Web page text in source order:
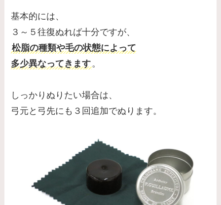
基本的には、
３～５往復ぬれば十分ですが、
松脂の種類や毛の状態によって
多少異なってきます 。
しっかりぬりたい場合は、
弓元と弓先にも３回追加でぬります。